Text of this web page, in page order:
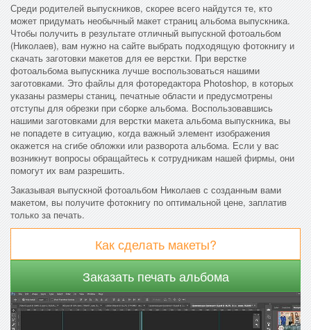
Среди родителей выпускников, скорее всего найдутся те, кто
может придумать необычный макет страниц альбома выпускника.
Чтобы получить в результате отличный выпускной фотоальбом
(Николаев), вам нужно на сайте выбрать подходящую фотокнигу и
скачать заготовки макетов для ее верстки. При верстке
фотоальбома выпускника лучше воспользоваться нашими
заготовками. Это файлы для фоторедактора Photoshop, в которых
указаны размеры станиц, печатные области и предусмотрены
отступы для обрезки при сборке альбома. Воспользовавшись
нашими заготовками для верстки макета альбома выпускника, вы
не попадете в ситуацию, когда важный элемент изображения
окажется на сгибе обложки или разворота альбома. Если у вас
возникнут вопросы обращайтесь к сотрудникам нашей фирмы, они
помогут их вам разрешить.
Заказывая выпускной фотоальбом Николаев с созданным вами
макетом, вы получите фотокнигу по оптимальной цене, заплатив
только за печать.
Как сделать макеты?
Заказать печать альбома